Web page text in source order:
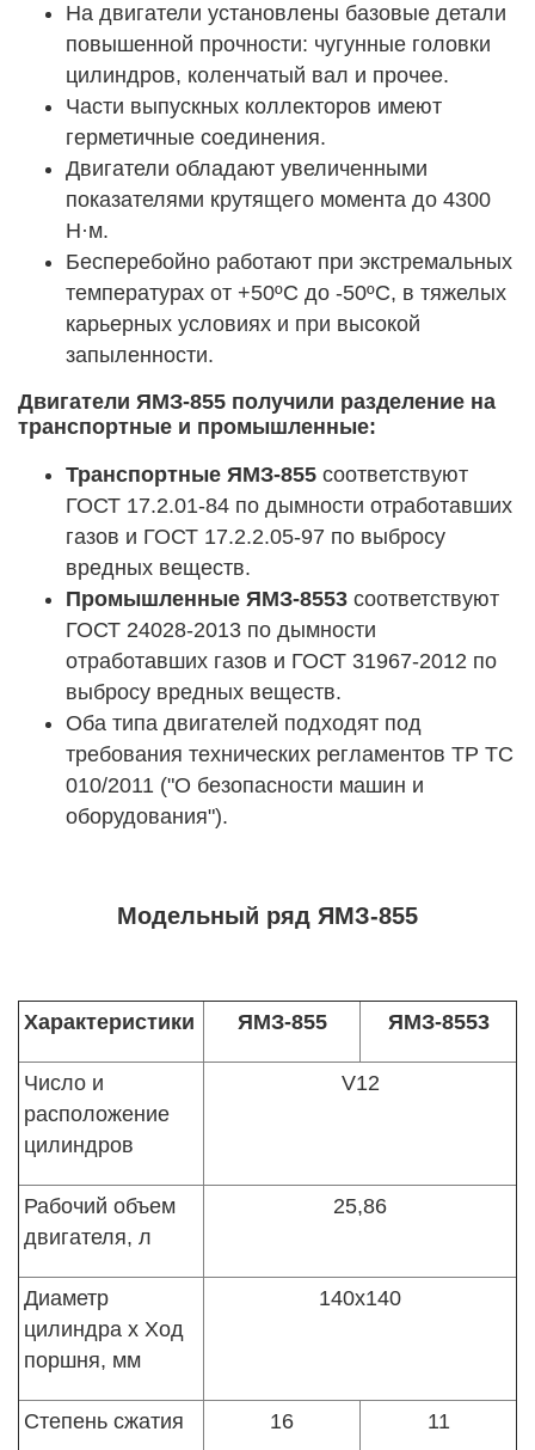
На двигатели установлены базовые детали
повышенной прочности: чугунные головки
цилиндров, коленчатый вал и прочее.
Части выпускных коллекторов имеют
герметичные соединения.
Двигатели обладают увеличенными
показателями крутящего момента до 4300
Н·м.
Бесперебойно работают при экстремальных
температурах от +50ºС до -50ºС, в тяжелых
карьерных условиях и при высокой
запыленности.
Двигатели ЯМЗ-855 получили разделение на
транспортные и промышленные:
Транспортные ЯМЗ-855 соответствуют
ГОСТ 17.2.01-84 по дымности отработавших
газов и ГОСТ 17.2.2.05-97 по выбросу
вредных веществ.
Промышленные ЯМЗ-8553 соответствуют
ГОСТ 24028-2013 по дымности
отработавших газов и ГОСТ 31967-2012 по
выбросу вредных веществ.
Оба типа двигателей подходят под
требования технических регламентов ТР ТС
010/2011 ("О безопасности машин и
оборудования").
Модельный ряд ЯМЗ-855
Характеристики ЯМЗ-855 ЯМЗ-8553
Число и
расположение
цилиндров
V12
Рабочий объем
двигателя, л
25,86
Диаметр
цилиндра х Ход
поршня, мм
140х140
Степень сжатия 16 11